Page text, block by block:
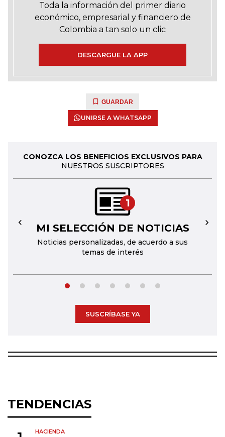
Toda la información del primer diario
económico, empresarial y financiero de
Colombia a tan solo un clic
DESCARGUE LA APP
GUARDAR
UNIRSE A WHATSAPP
CONOZCA LOS BENEFICIOS EXCLUSIVOS PARA
NUESTROS SUSCRIPTORES
1
MI SELECCIÓN DE NOTICIAS
Noticias personalizadas, de acuerdo a sus
temas de interés
← →
SUSCRÍBASE YA
TENDENCIAS
HACIENDA